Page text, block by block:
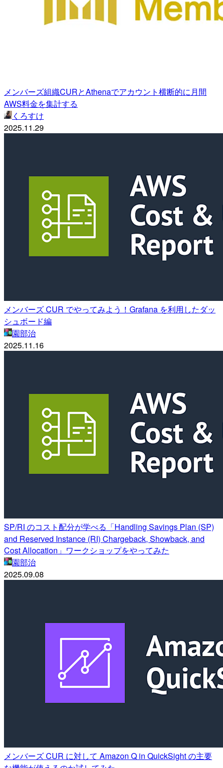
メンバーズ組織CURとAthenaでアカウント横断的に月間
AWS料金を集計する
くろすけ
2025.11.29
メンバーズ CUR でやってみよう！Grafana を利用したダッ
シュボード編
園部治
2025.11.16
SP/RI のコスト配分が学べる「Handling Savings Plan (SP)
and Reserved Instance (RI) Chargeback, Showback, and
Cost Allocation」ワークショップをやってみた
園部治
2025.09.08
メンバーズ CUR に対して Amazon Q in QuickSight の主要